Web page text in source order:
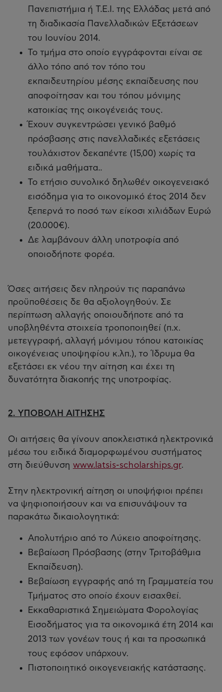
Πανεπιστήμια ή Τ.Ε.Ι. της Ελλάδας μετά από
τη διαδικασία Πανελλαδικών Εξετάσεων
του Ιουνίου 2014.
Το τμήμα στο οποίο εγγράφονται είναι σε
άλλο τόπο από τον τόπο του
εκπαιδευτηρίου μέσης εκπαίδευσης που
αποφοίτησαν και του τόπου μόνιμης
κατοικίας της οικογένειάς τους.
Έχουν συγκεντρώσει γενικό βαθμό
πρόσβασης στις πανελλαδικές εξετάσεις
τουλάχιστον δεκαπέντε (15,00) χωρίς τα
ειδικά μαθήματα..
Το ετήσιο συνολικό δηλωθέν οικογενειακό
εισόδημα για το οικονομικό έτος 2014 δεν
ξεπερνά το ποσό των είκοσι χιλιάδων Ευρώ
(20.000€).
Δε λαμβάνουν άλλη υποτροφία από
οποιοδήποτε φορέα.
Όσες αιτήσεις δεν πληρούν τις παραπάνω
προϋποθέσεις δε θα αξιολογηθούν. Σε
περίπτωση αλλαγής οποιουδήποτε από τα
υποβληθέντα στοιχεία τροποποιηθεί (π.χ.
μετεγγραφή, αλλαγή μόνιμου τόπου κατοικίας
οικογένειας υποψηφίου κ.λπ.), το Ίδρυμα θα
εξετάσει εκ νέου την αίτηση και έχει τη
δυνατότητα διακοπής της υποτροφίας.
2. ΥΠΟΒΟΛΗ ΑΙΤΗΣΗΣ
Οι αιτήσεις θα γίνουν αποκλειστικά ηλεκτρονικά
μέσω του ειδικά διαμορφωμένου συστήματος
στη διεύθυνση www.latsis-scholarships.gr.
Στην ηλεκτρονική αίτηση οι υποψήφιοι πρέπει
να ψηφιοποιήσουν και να επισυνάψουν τα
παρακάτω δικαιολογητικά:
Απολυτήριο από το Λύκειο αποφοίτησης.
Βεβαίωση Πρόσβασης (στην Τριτοβάθμια
Εκπαίδευση).
Βεβαίωση εγγραφής από τη Γραμματεία του
Τμήματος στο οποίο έχουν εισαχθεί.
Εκκαθαριστικά Σημειώματα Φορολογίας
Εισοδήματος για τα οικονομικά έτη 2014 και
2013 των γονέων τους ή και τα προσωπικά
τους εφόσον υπάρχουν.
Πιστοποιητικό οικογενειακής κατάστασης.